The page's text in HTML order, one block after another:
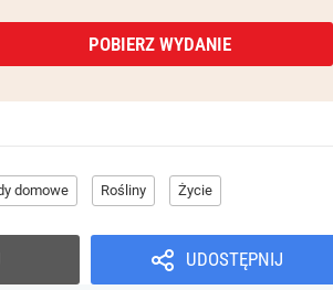
POBIERZ WYDANIE
domowe Rośliny Życie
UDOSTĘPNIJ